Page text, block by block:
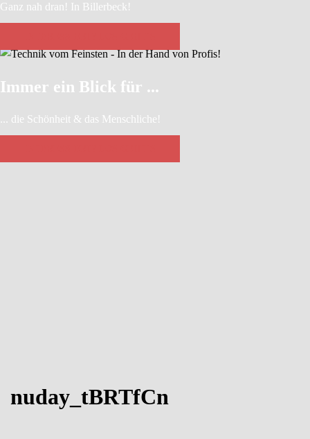
Ganz nah dran! In Billerbeck!
Immer ein Blick für ...
... die Schönheit & das Menschliche!
nuday_tBRTfCn